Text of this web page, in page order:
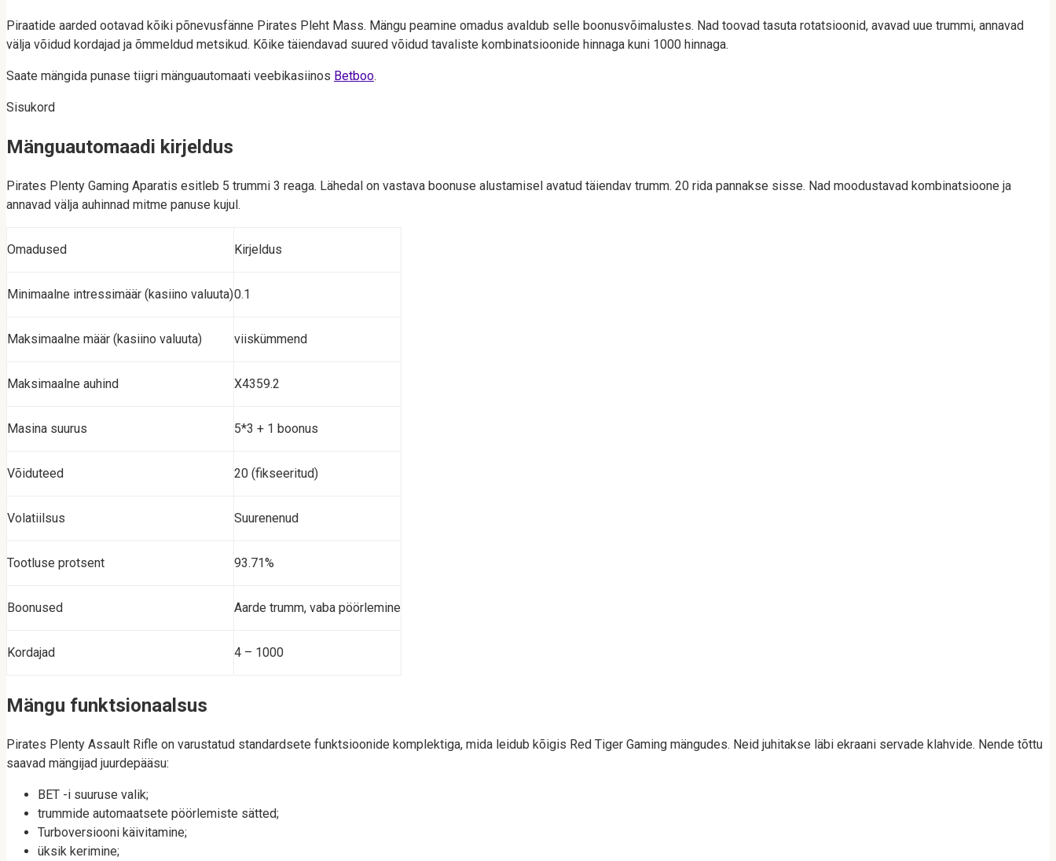
Piraatide aarded ootavad kõiki põnevusfänne Pirates Pleht Mass. Mängu peamine omadus avaldub selle boonusvõimalustes. Nad toovad tasuta rotatsioonid, avavad uue trummi, annavad
välja võidud kordajad ja õmmeldud metsikud. Kõike täiendavad suured võidud tavaliste kombinatsioonide hinnaga kuni 1000 hinnaga.
Saate mängida punase tiigri mänguautomaati veebikasiinos Betboo.
Sisukord
Mänguautomaadi kirjeldus
Pirates Plenty Gaming Aparatis esitleb 5 trummi 3 reaga. Lähedal on vastava boonuse alustamisel avatud täiendav trumm. 20 rida pannakse sisse. Nad moodustavad kombinatsioone ja
annavad välja auhinnad mitme panuse kujul.
Omadused Kirjeldus
Minimaalne intressimäär (kasiino valuuta)0.1
Maksimaalne määr (kasiino valuuta) viiskümmend
Maksimaalne auhind X4359.2
Masina suurus 5*3 + 1 boonus
Võiduteed 20 (fikseeritud)
Volatiilsus Suurenenud
Tootluse protsent 93.71%
Boonused Aarde trumm, vaba pöörlemine
Kordajad 4 – 1000
Mängu funktsionaalsus
Pirates Plenty Assault Rifle on varustatud standardsete funktsioonide komplektiga, mida leidub kõigis Red Tiger Gaming mängudes. Neid juhitakse läbi ekraani servade klahvide. Nende tõttu
saavad mängijad juurdepääsu:
BET -i suuruse valik;
trummide automaatsete pöörlemiste sätted;
Turboversiooni käivitamine;
üksik kerimine;